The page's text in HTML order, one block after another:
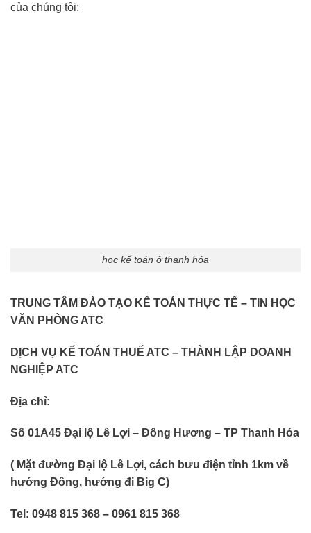
của chúng tôi:
học kế toán ở thanh hóa
TRUNG TÂM ĐÀO TẠO KẾ TOÁN THỰC TẾ – TIN HỌC
VĂN PHÒNG ATC
DỊCH VỤ KẾ TOÁN THUẾ ATC – THÀNH LẬP DOANH
NGHIỆP ATC
Địa chỉ:
Số 01A45 Đại lộ Lê Lợi – Đông Hương – TP Thanh Hóa
( Mặt đường Đại lộ Lê Lợi, cách bưu điện tỉnh 1km về
hướng Đông, hướng đi Big C)
Tel: 0948 815 368 – 0961 815 368